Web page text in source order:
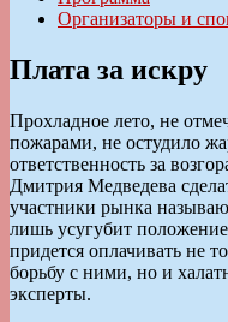
Организаторы и
Плата за искру
Прохладное лето, не
пожарами, не остудило
ответственность за
Дмитрия Медведева
участники рынка
лишь усугубит
придется оплачивать не
борьбу с ними, но и
эксперты.